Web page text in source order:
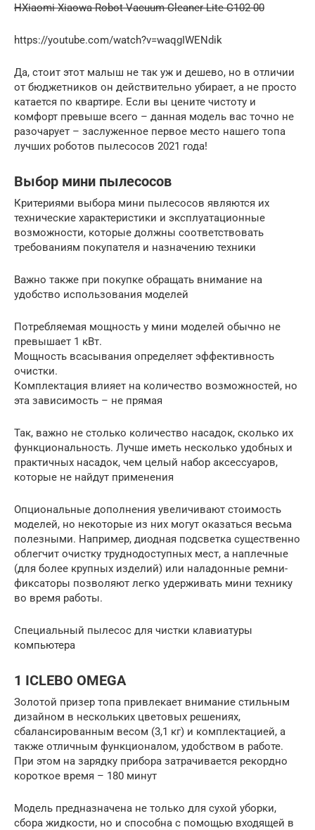
НXiaomi Xiaowa Robot Vacuum Cleaner Lite C102-00
https://youtube.com/watch?v=waqgIWENdik
Да, стоит этот малыш не так уж и дешево, но в отличии
от бюджетников он действительно убирает, а не просто
катается по квартире. Если вы цените чистоту и
комфорт превыше всего – данная модель вас точно не
разочарует – заслуженное первое место нашего топа
лучших роботов пылесосов 2021 года!
Выбор мини пылесосов
Критериями выбора мини пылесосов являются их
технические характеристики и эксплуатационные
возможности, которые должны соответствовать
требованиям покупателя и назначению техники
Важно также при покупке обращать внимание на
удобство использования моделей
Потребляемая мощность у мини моделей обычно не
превышает 1 кВт.
Мощность всасывания определяет эффективность
очистки.
Комплектация влияет на количество возможностей, но
эта зависимость – не прямая
Так, важно не столько количество насадок, сколько их
функциональность. Лучше иметь несколько удобных и
практичных насадок, чем целый набор аксессуаров,
которые не найдут применения
Опциональные дополнения увеличивают стоимость
моделей, но некоторые из них могут оказаться весьма
полезными. Например, диодная подсветка существенно
облегчит очистку труднодоступных мест, а наплечные
(для более крупных изделий) или наладонные ремни-
фиксаторы позволяют легко удерживать мини технику
во время работы.
Специальный пылесос для чистки клавиатуры
компьютера
1 ICLEBO OMEGA
Золотой призер топа привлекает внимание стильным
дизайном в нескольких цветовых решениях,
сбалансированным весом (3,1 кг) и комплектацией, а
также отличным функционалом, удобством в работе.
При этом на зарядку прибора затрачивается рекордно
короткое время – 180 минут
Модель предназначена не только для сухой уборки,
сбора жидкости, но и способна с помощью входящей в